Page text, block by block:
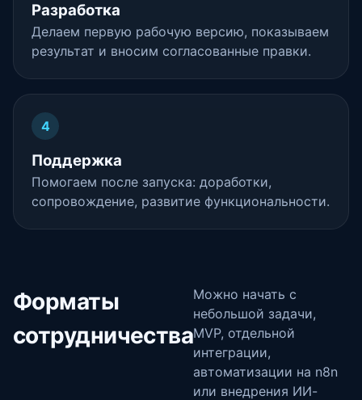
Разработка
Делаем первую рабочую версию, показываем
результат и вносим согласованные правки.
4
Поддержка
Помогаем после запуска: доработки,
сопровождение, развитие функциональности.
Форматы
сотрудничества
Можно начать с
небольшой задачи,
MVP, отдельной
интеграции,
автоматизации на n8n
или внедрения ИИ-